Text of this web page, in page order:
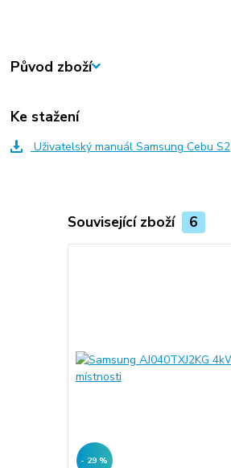
Původ zboží
Ke stažení
Uživatelský manuál Samsung Cebu S2
Související zboží 6
- 29 %